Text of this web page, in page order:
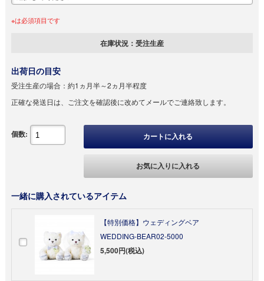
※は必須項目です
在庫状況： 受注生産
出荷日の目安
受注生産の場合： 約1ヵ月半～2ヵ月半程度
正確な発送日は、ご注文を確認後に改めてメールでご連絡致します。
個数: カートに入れる
お気に入りに入れる
一緒に購入されているアイテム
【特別価格】ウェディングベア
WEDDING-BEAR02-5000
5,500円(税込)